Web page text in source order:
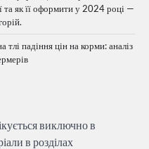
та як її оформити у 2024 році —
падіння цін на корми: аналіз
виключно в
в розділах